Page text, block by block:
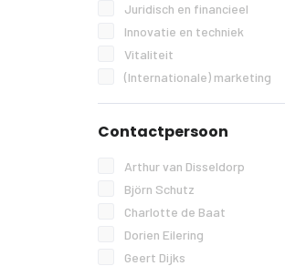
Juridisch en financieel
Innovatie en techniek
Vitaliteit
(Internationale) marketing
Contactpersoon
Arthur van Disseldorp
Björn Schutz
Charlotte de Baat
Dorien Eilering
Geert Dijks